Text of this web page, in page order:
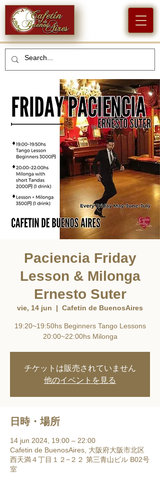
Paciencia Friday
Lesson & Milonga
Ernesto Suter
vie, 14 jun
  |
Cafetin de BuenosAires
19:20~19:50hs Beginners Tango Lessons
20:00~22:00hs Milonga
チケットは販売されていません
他のイベントを見る
日時・場所
14 jun 2024, 19:00 – 22:00
Cafetin de BuenosAires, 大阪府大阪市北区
西天満４丁目１２−２２ 第三青山ビル B02号
室